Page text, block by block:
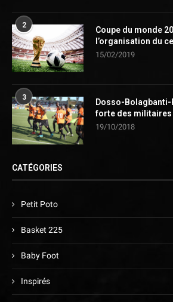
2
Coupe du monde
l’organisation du
15/02/2019
3
Dosso-Bolagbanti-
forte des militaires
19/10/2018
CATÉGORIES
Petit Poto
Basket 225
Baby Foot
Inspirés